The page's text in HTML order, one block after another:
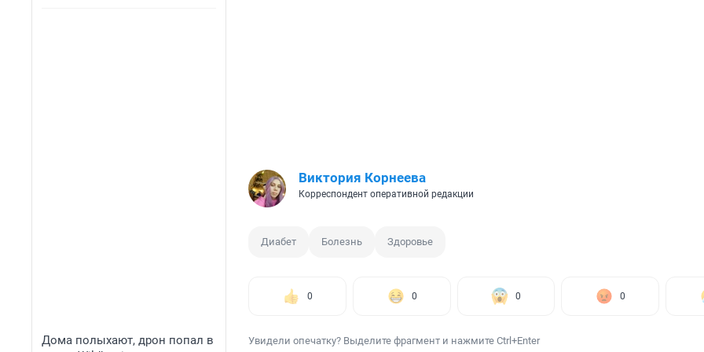
Дома полыхают, дрон попал в
Виктория Корнеева
Корреспондент оперативной редакции
Диабет Болезнь Здоровье
0 0 0 0
Увидели опечатку? Выделите фрагмент и нажмите Ctrl+Enter